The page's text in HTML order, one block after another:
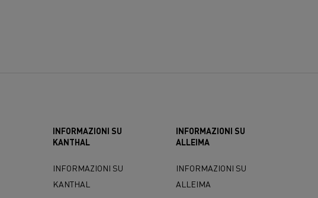
INFORMAZIONI SU
KANTHAL
INFORMAZIONI SU
KANTHAL
INFORMAZIONI SU
ALLEIMA
INFORMAZIONI SU
ALLEIMA